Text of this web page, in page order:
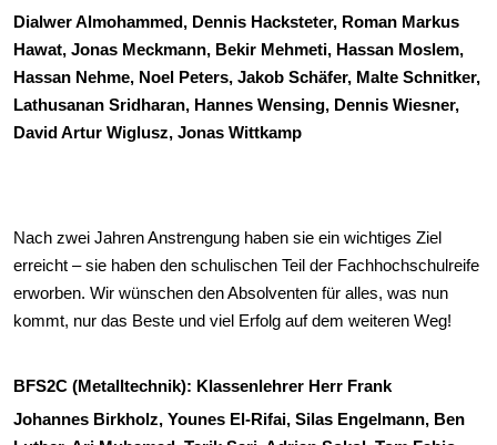
Dialwer Almohammed, Dennis Hacksteter, Roman Markus
Hawat, Jonas Meckmann, Bekir Mehmeti, Hassan Moslem,
Hassan Nehme, Noel Peters, Jakob Schäfer, Malte Schnitker,
Lathusanan Sridharan, Hannes Wensing, Dennis Wiesner,
David Artur Wiglusz, Jonas Wittkamp
Nach zwei Jahren Anstrengung haben sie ein wichtiges Ziel
erreicht – sie haben den schulischen Teil der Fachhochschulreife
erworben. Wir wünschen den Absolventen für alles, was nun
kommt, nur das Beste und viel Erfolg auf dem weiteren Weg!
BFS2C (Metalltechnik): Klassenlehrer Herr Frank
Johannes Birkholz, Younes El-Rifai, Silas Engelmann, Ben